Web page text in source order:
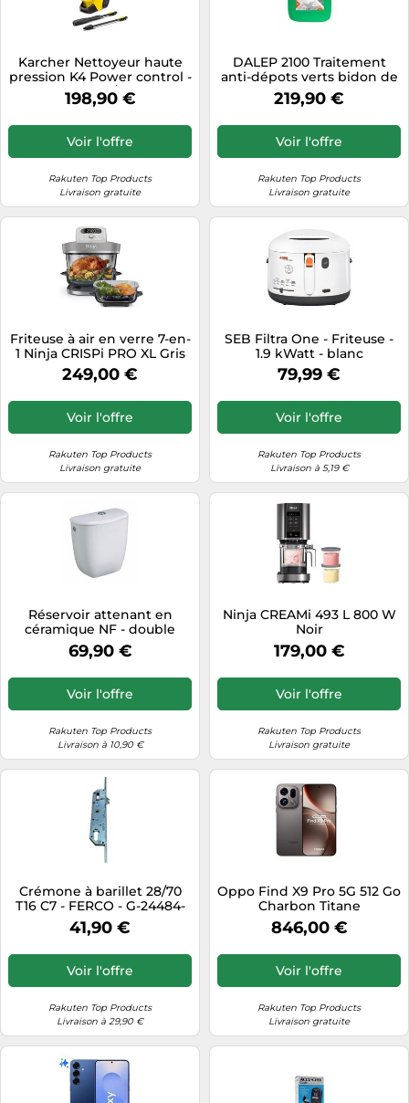
Karcher Nettoyeur haute
pression K4 Power control -
130 bars - 420 L/h - flexible
8m - rotabuse
198,90 €
Voir l'offre
Rakuten Top Products
Livraison gratuite
DALEP 2100 Traitement
anti-dépots verts bidon de
20 litres - Antimousse
fongicide hydrofuge
toitures, murs, terrasses
219,90 €
Voir l'offre
Rakuten Top Products
Livraison gratuite
Friteuse à air en verre 7-en-
1 Ninja CRISPi PRO XL Gris
perlé
249,00 €
Voir l'offre
Rakuten Top Products
Livraison gratuite
SEB Filtra One - Friteuse -
1.9 kWatt - blanc
79,99 €
Voir l'offre
Rakuten Top Products
Livraison à 5,19 €
Réservoir attenant en
céramique NF - double
touche - Bastia GEBERIT
69,90 €
Voir l'offre
Rakuten Top Products
Livraison à 10,90 €
Ninja CREAMi 493 L 800 W
Noir
179,00 €
Voir l'offre
Rakuten Top Products
Livraison gratuite
Crémone à barillet 28/70
T16 C7 - FERCO - G-24484-
15-L-1
41,90 €
Voir l'offre
Rakuten Top Products
Livraison à 29,90 €
Oppo Find X9 Pro 5G 512 Go
Charbon Titane
846,00 €
Voir l'offre
Rakuten Top Products
Livraison gratuite